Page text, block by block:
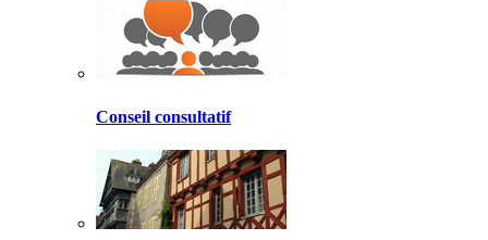
Conseil consultatif